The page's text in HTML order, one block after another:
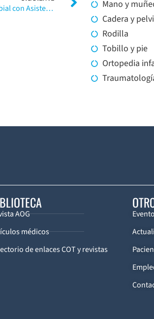
Tratamiento de Pseudoartrosis de Pilon Tibial con Asistencia Artroscópica
Mano y
Cadera y
Rodilla
Tobillo y pie
Ortopedia
AOG
médicos
de enlaces COT y revistas